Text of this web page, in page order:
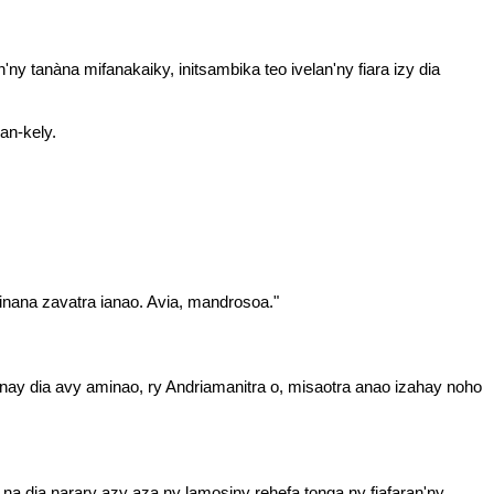
tanàna mifanakaiky, initsambika teo ivelan'ny fiara izy dia
kely.
zavatra ianao. Avia, mandrosoa."
dia avy aminao, ry Andriamanitra o, misaotra anao izahay noho